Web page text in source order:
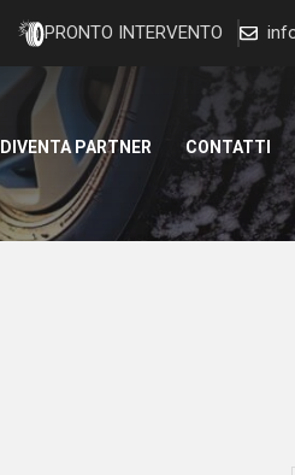
PRONTO INTERVENTO
DIVENTA PARTNER CONTATTI